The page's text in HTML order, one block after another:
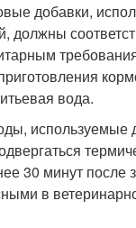
добавки,
должны
вода.
используемые
30 минут после
в